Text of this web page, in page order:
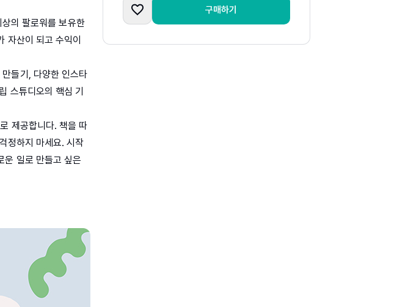
의 팔로워를 보유한
자산이 되고 수익이
들기, 다양한 인스타
스튜디오의 핵심 기
제공합니다. 책을 따
정하지 마세요. 시작
운 일로 만들고 싶은
구매하기